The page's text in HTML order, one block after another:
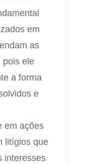
em
as
pois ele
a forma
e
em ações
litígios que
interesses